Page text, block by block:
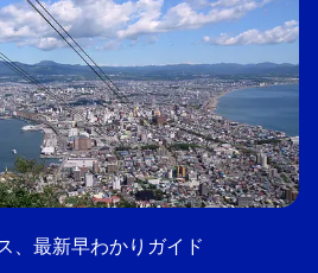
、最新早わかりガイド